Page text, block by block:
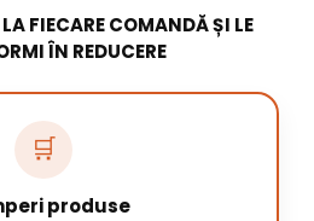
FIECARE COMANDĂ ȘI LE
ÎN REDUCERE
🛒
produse